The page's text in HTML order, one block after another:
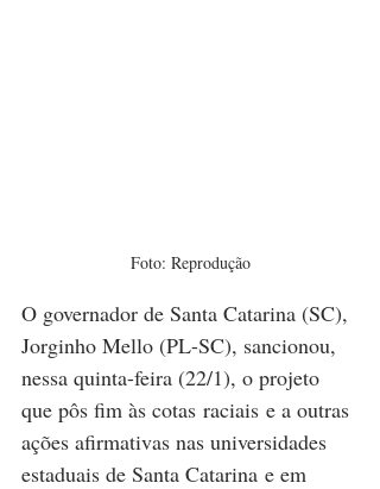
Foto: Reprodução
O governador de Santa Catarina (SC),
Jorginho Mello (PL-SC), sancionou,
nessa quinta-feira (22/1), o projeto
que pôs fim às cotas raciais e a outras
ações afirmativas nas universidades
estaduais de Santa Catarina e em